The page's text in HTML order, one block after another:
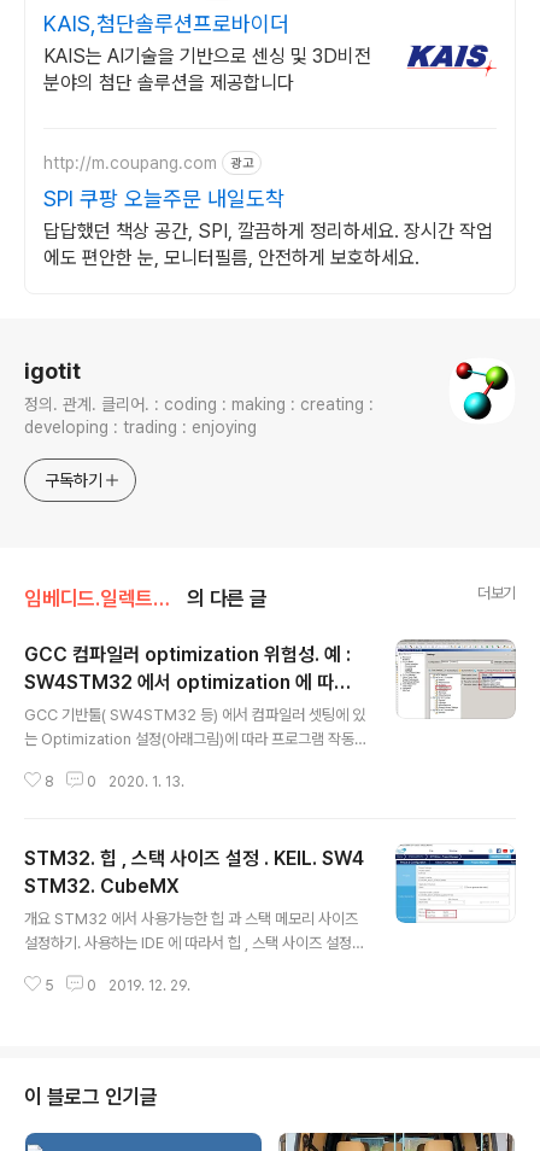
KAIS,첨단솔루션프로바이더
KAIS는 AI기술을 기반으로 센싱 및 3D비전
분야의 첨단 솔루션을 제공합니다
http://m.coupang.com 광고
SPI 쿠팡 오늘주문 내일도착
답답했던 책상 공간, SPI, 깔끔하게 정리하세요. 장시간 작업
에도 편안한 눈, 모니터필름, 안전하게 보호하세요.
igotit
정의. 관계. 클리어. : coding : making : creating :
developing : trading : enjoying
구독하기
임베디드.일렉트로닉스/STM32 의 다른 글 더보기
GCC 컴파일러 optimization 위험성. 예 :
SW4STM32 에서 optimization 에 따라 f
loat 변수 바이트 단위 접근시.
GCC 기반툴( SW4STM32 등) 에서 컴파일러 셋팅에 있
는 Optimization 설정(아래그림)에 따라 프로그램 작동
형 변수 사용하는 경우 옵션에 따라 황당한 결과를 주는 경
된 상태이다. 옵션 -O1, -O3 -Og 상태로 "float 형변수의
메모리 1바이트 단위로 접근하는 처리" 실행시켜보면, 엉
뚱한 결과를 준다. 오류없이 정상적으로 실행되는 옵션 : 상
기 Optimization 옵션을 적용하지 않는 None, 혹은 -O
s, -O1 을 선택하면 정상 작동한다. 컴파일 옵션에 따른 오
류의 실예. 옵션 : No..
8 0 2020. 1. 13.
STM32. 힙 , 스택 사이즈 설정 . KEIL. SW4
STM32. CubeMX
개요 STM32 에서 사용가능한 힙 과 스택 메모리 사이즈
설정하기. 사용하는 IDE 에 따라서 힙 , 스택 사이즈 설정되
_stm32xxx.s 에서 힙과 스택 최대 사이즈 지정한다. - S
c 반환값이 null 로 메모리 할당 실패한다. 코드내에서의
스택 메모리 할당량이 지정된 스택사이즈 초과하는 경우에
는 컴파일 단계에서 알 수 있기에 조치하기 편리하나, 코드
5 0 2019. 12. 29.
이 블로그 인기글